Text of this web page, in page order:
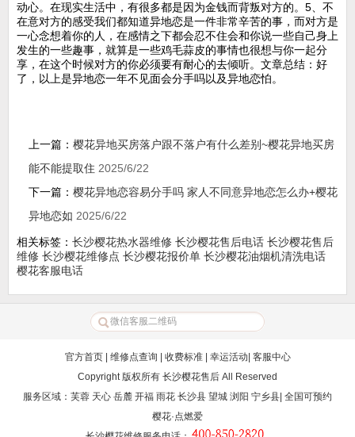
动心。在现实生活中，有很多都是因为金钱而背叛对方的。5、不
在意对方的感受我们都知道异地恋是一件非常辛苦的事，而对方是
一心念想着你的人，在感情之下都会忍不住会和你说一些自己身上
发生的一些趣事，就算是一些鸡毛蒜皮的事情也很想与你一起分
享，在这个时候对方的你必须要有耐心的去倾听。文章总结：好
了，以上是异地恋一年不见面会分手吗以及异地恋怕。
上一篇： 樱花异地买房落户跟不落户有什么差别~樱花异地买房
能不能提取住 2025/6/22
下一篇： 樱花异地恋容易分手吗 家人不同意异地恋怎么办+樱花
异地恋如 2025/6/22
相关标签： 长沙樱花热水器维修 长沙樱花售后电话 长沙樱花售后
维修 长沙樱花维修点 长沙樱花报价单 长沙樱花油烟机清洗电话
樱花客服电话
官方首页| 维修点查询 收费标准| 幸运活动 客服中心
Copyright 版权所有 长沙樱花售后 All Reserved
服务区域：芙蓉 天心 岳麓 开福 雨花 长沙县 望城 浏阳 宁乡县| 全国可预约
樱花·点燃爱